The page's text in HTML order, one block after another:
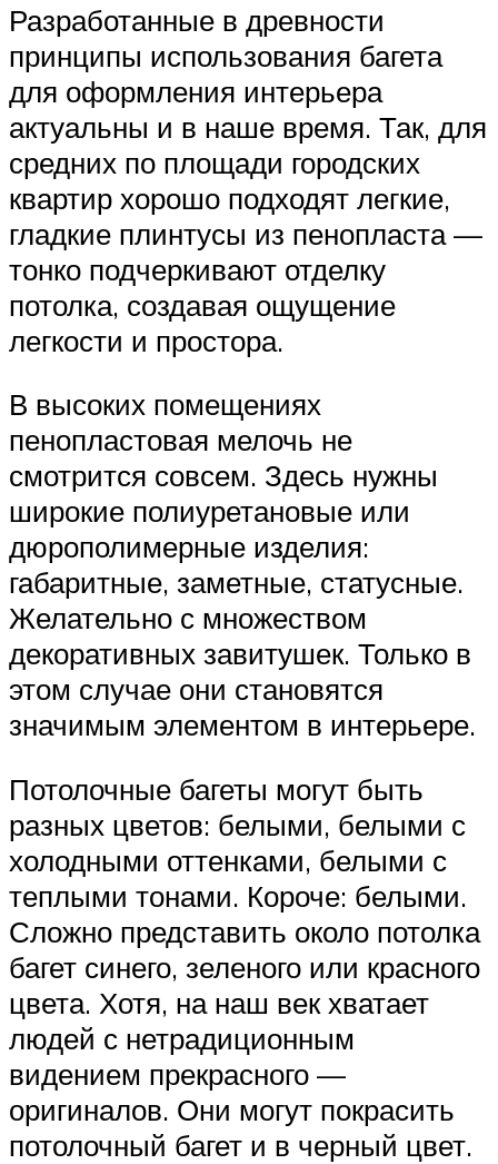
Разработанные в древности
принципы использования багета
для оформления интерьера
актуальны и в наше время. Так, для
средних по площади городских
квартир хорошо подходят легкие,
гладкие плинтусы из пенопласта —
тонко подчеркивают отделку
потолка, создавая ощущение
легкости и простора.
В высоких помещениях
пенопластовая мелочь не
смотрится совсем. Здесь нужны
широкие полиуретановые или
дюрополимерные изделия:
габаритные, заметные, статусные.
Желательно с множеством
декоративных завитушек. Только в
этом случае они становятся
значимым элементом в интерьере.
Потолочные багеты могут быть
разных цветов: белыми, белыми с
холодными оттенками, белыми с
теплыми тонами. Короче: белыми.
Сложно представить около потолка
багет синего, зеленого или красного
цвета. Хотя, на наш век хватает
людей с нетрадиционным
видением прекрасного —
оригиналов. Они могут покрасить
потолочный багет и в черный цвет.